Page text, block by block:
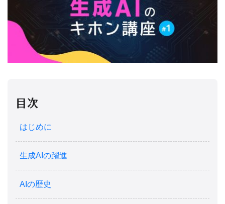
目次
はじめに
生成AIの躍進
AIの歴史